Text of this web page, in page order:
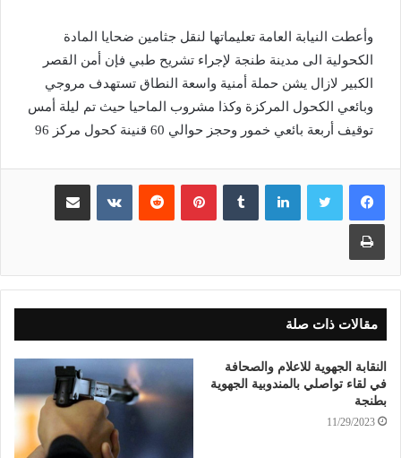
وأعطت النيابة العامة تعليماتها لنقل جثامين ضحايا المادة
الكحولية الى مدينة طنجة لإجراء تشريح طبي فإن أمن القصر
الكبير لازال يشن حملة أمنية واسعة النطاق تستهدف مروجي
وبائعي الكحول المركزة وكذا مشروب الماحيا حيث تم ليلة أمس
توقيف أربعة بائعي خمور وحجز حوالي 60 قنينة كحول مركز 96
لينكدإن بينتيريست مشاركة عبر البريد
طباعة
مقالات ذات صلة
النقابة الجهوية للاعلام والصحافة
في لقاء تواصلي بالمندوبية الجهوية
بطنجة
11/29/2023